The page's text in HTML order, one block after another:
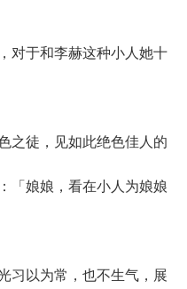
于和李赫这种小人她十
徒，见如此绝色佳人的
「娘娘，看在小人为娘娘
以为常，也不生气，展